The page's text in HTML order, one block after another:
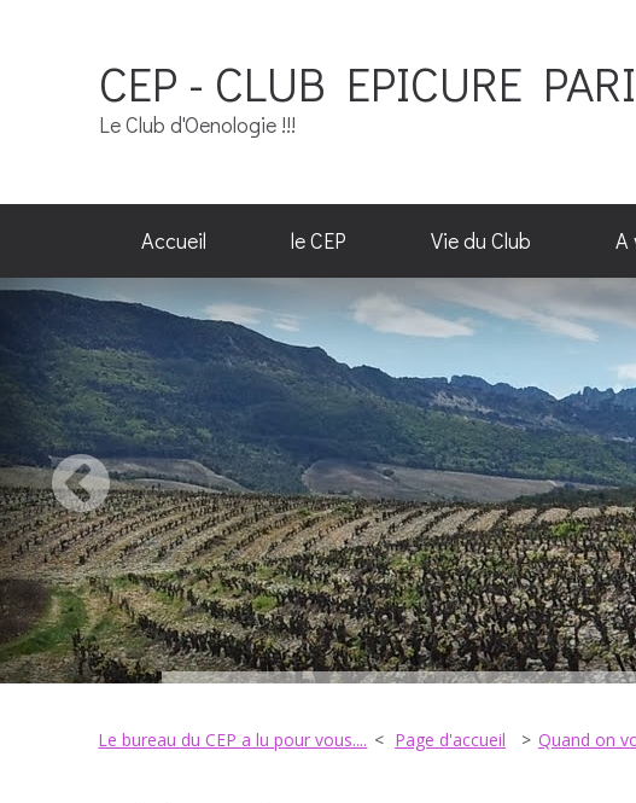
CEP - CLUB EPICURE
Le Club d'Oenologie !!!
Accueil le CEP Vie du Club A
Le bureau du CEP a lu pour vous.... Page d'accueil Quand on